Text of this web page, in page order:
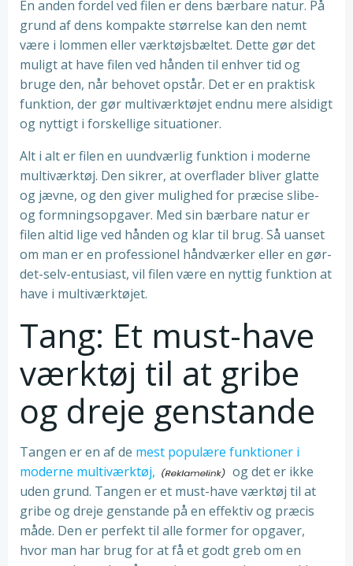
En anden fordel ved filen er dens bærbare natur. På
grund af dens kompakte størrelse kan den nemt
være i lommen eller værktøjsbæltet. Dette gør det
muligt at have filen ved hånden til enhver tid og
bruge den, når behovet opstår. Det er en praktisk
funktion, der gør multiværktøjet endnu mere alsidigt
og nyttigt i forskellige situationer.
Alt i alt er filen en uundværlig funktion i moderne
multiværktøj. Den sikrer, at overflader bliver glatte
og jævne, og den giver mulighed for præcise slibe-
og formningsopgaver. Med sin bærbare natur er
filen altid lige ved hånden og klar til brug. Så uanset
om man er en professionel håndværker eller en gør-
det-selv-entusiast, vil filen være en nyttig funktion at
have i multiværktøjet.
Tang: Et must-have
værktøj til at gribe
og dreje genstande
Tangen er en af de mest populære funktioner i
moderne multiværktøj,
og det er ikke
uden grund. Tangen er et must-have værktøj til at
gribe og dreje genstande på en effektiv og præcis
måde. Den er perfekt til alle former for opgaver,
hvor man har brug for at få et godt greb om en